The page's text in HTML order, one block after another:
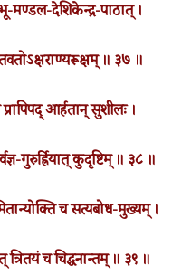
मण्डल-देशिकेन्द्र-पाठात् ।
॥ ३७ ॥
आर्हतान् सुशीलः ।
गुरुर्ह्रियात् कुदृष्टिम् ॥ ३८ ॥
च सत्यबोध-मुख्यम् ।
च चिद्घनान्तम् ॥ ३९ ॥